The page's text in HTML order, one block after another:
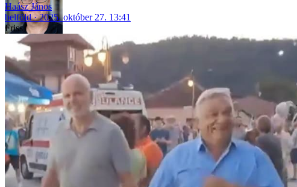
Haász János
belföld
2025. október 27. 13:41
Friss